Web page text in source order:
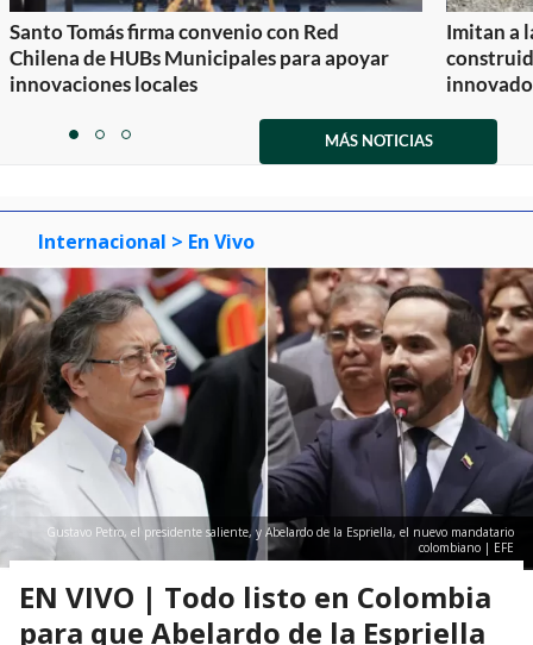
Santo Tomás firma convenio con Red
Chilena de HUBs Municipales para apoyar
innovaciones locales
Imitan a
itemitemitem
MÁS NOTICIAS
Internacional > En Vivo
Gustavo Petro, el presidente saliente, y Abelardo de la Espriella, el nuevo mandatario
colombiano | EFE
EN VIVO | Todo listo en Colombia
para que Abelardo de la Espriella